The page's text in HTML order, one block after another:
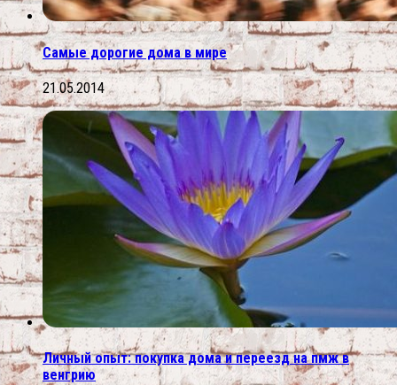
Самые дорогие дома в мире
21.05.2014
Личный опыт: покупка дома и переезд на пмж в
венгрию